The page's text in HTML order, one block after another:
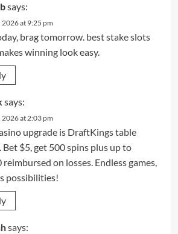
says:
2026 at 9:25 pm
brag tomorrow. best stake slots
winning look easy.
says:
2026 at 2:03 pm
upgrade is DraftKings table
Bet $5, get 500 spins plus up to
reimbursed on losses. Endless games,
possibilities!
says: